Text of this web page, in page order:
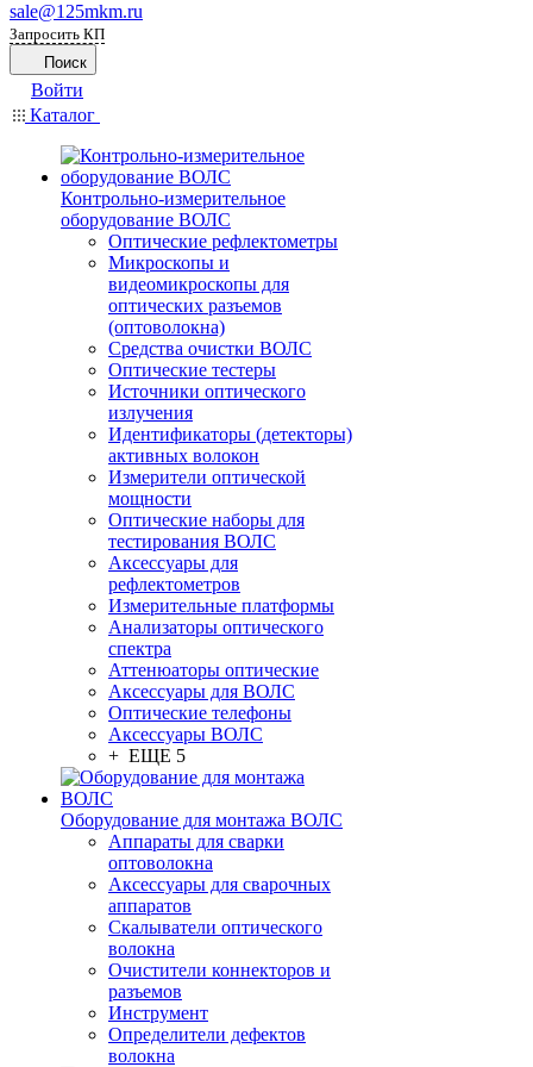
sale@125mkm.ru
Запросить КП
Поиск
Войти
Каталог
Контрольно-измерительное
оборудование ВОЛС
Оптические рефлектометры
Микроскопы и
видеомикроскопы для
оптических разъемов
(оптоволокна)
Средства очистки ВОЛС
Оптические тестеры
Источники оптического
излучения
Идентификаторы (детекторы)
активных волокон
Измерители оптической
мощности
Оптические наборы для
тестирования ВОЛС
Аксессуары для
рефлектометров
Измерительные платформы
Анализаторы оптического
спектра
Аттенюаторы оптические
Аксессуары для ВОЛС
Оптические телефоны
Аксессуары ВОЛС
+ ЕЩЕ 5
Оборудование для монтажа ВОЛС
Аппараты для сварки
оптоволокна
Аксессуары для сварочных
аппаратов
Скалыватели оптического
волокна
Очистители коннекторов и
разъемов
Инструмент
Определители дефектов
волокна